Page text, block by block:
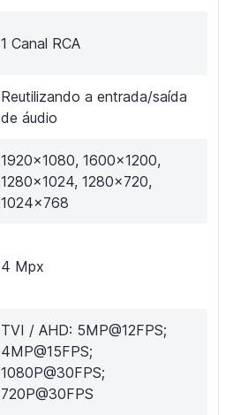
1 Canal RCA
Reutilizando a entrada/saída
de áudio
1920x1080, 1600x1200,
1280x1024, 1280x720,
1024x768
4 Mpx
TVI / AHD: 5MP@12FPS;
4MP@15FPS;
1080P@30FPS;
720P@30FPS